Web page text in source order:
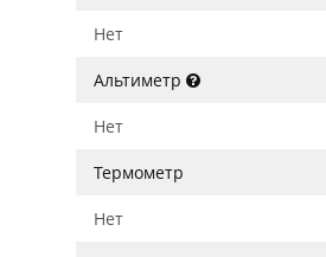
Нет
Альтиметр
Нет
Термометр
Нет